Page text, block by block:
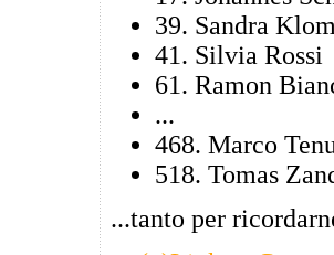
39. Sandra
41. Silvia Rossi
61. Ramon
...
468. Marco
518. Tomas
...tanto per